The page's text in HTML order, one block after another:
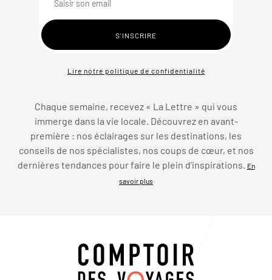
Lire notre politique de confidentialité
Chaque semaine, recevez « La Lettre » qui vous
immerge dans la vie locale. Découvrez en avant-
première : nos éclairages sur les destinations, les
conseils de nos spécialistes, nos coups de cœur, et nos
dernières tendances pour faire le plein d’inspirations.
En
savoir plus